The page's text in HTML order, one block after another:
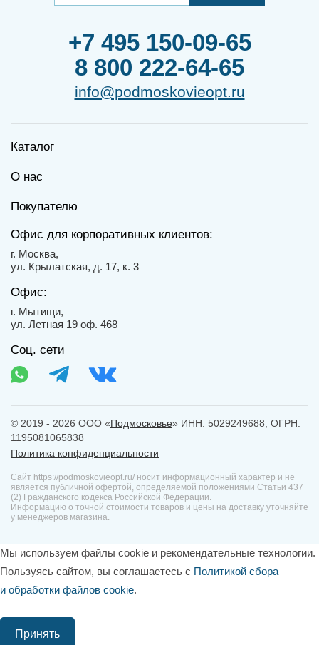
+7 495 150-09-65
8 800 222-64-65
info@podmoskovieopt.ru
Каталог
О нас
Покупателю
Офис для корпоративных клиентов:
г. Москва,
ул. Крылатская, д. 17, к. 3
Офис:
г. Мытищи,
ул. Летная 19 оф. 468
Соц. сети
© 2019 - 2026 ООО «Подмосковье» ИНН: 5029249688, ОГРН:
1195081065838
Политика конфиденциальности
Сайт https://podmoskovieopt.ru/ носит информационный характер и не
является публичной офертой, определяемой положениями Статьи 437
(2) Гражданского кодекса Российской Федерации.
Информацию о точной стоимости товаров и цены на доставку уточняйте
у менеджеров магазина.
Мы используем файлы cookie и рекомендательные технологии.
Пользуясь сайтом, вы соглашаетесь с Политикой сбора
и обработки файлов cookie.
Принять